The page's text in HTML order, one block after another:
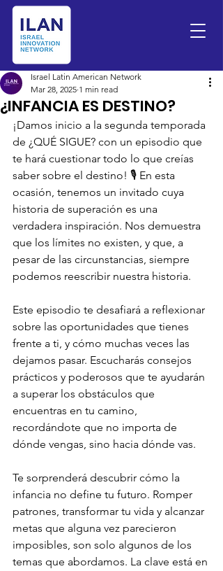
¿INFANCIA ES DESTINO?
Israel Latin American Network
Mar 28, 2025 1 min read
¡Damos inicio a la segunda temporada
de ¿QUÉ SIGUE? con un episodio que
te hará cuestionar todo lo que creías
saber sobre el destino! 🎙️ En esta
ocasión, tenemos un invitado cuya
historia de superación es una
verdadera inspiración. Nos demuestra
que los límites no existen, y que, a
pesar de las circunstancias, siempre
podemos reescribir nuestra historia.
Este episodio te desafiará a reflexionar
sobre las oportunidades que tienes
frente a ti, y cómo muchas veces las
dejamos pasar. Escucharás consejos
prácticos y poderosos que te ayudarán
a superar los obstáculos que
encuentras en tu camino,
recordándote que no importa de
dónde vengas, sino hacia dónde vas.
Te sorprenderá descubrir cómo la
infancia no define tu futuro. Romper
patrones, transformar tu vida y alcanzar
metas que alguna vez parecieron
imposibles, son solo algunos de los
temas que abordamos. La clave está en